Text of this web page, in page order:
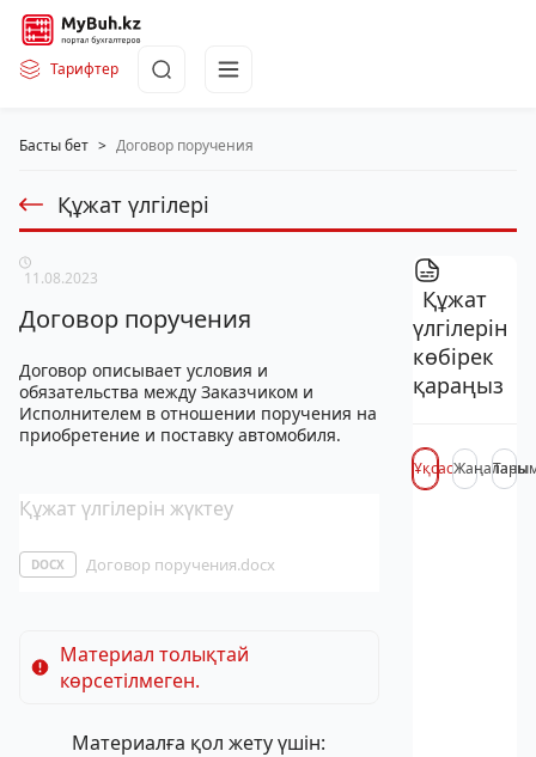
Тарифтер
Басты бет > Договор поручения
Құжат үлгілері
11.08.2023
Договор поручения
Договор описывает условия и
обязательства между Заказчиком и
Исполнителем в отношении поручения на
приобретение и поставку автомобиля.
Құжат үлгілерін жүктеу
DOCX Договор поручения.docx
Материал толықтай
көрсетілмеген.
Материалға қол жету үшін:
Құжат
үлгілерін
көбірек
қараңыз
ҰқсасЖаңалары